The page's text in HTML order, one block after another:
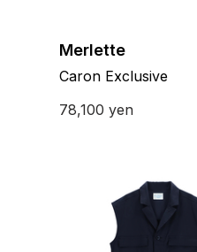
Merlette
Caron Exclusive
78,100 yen